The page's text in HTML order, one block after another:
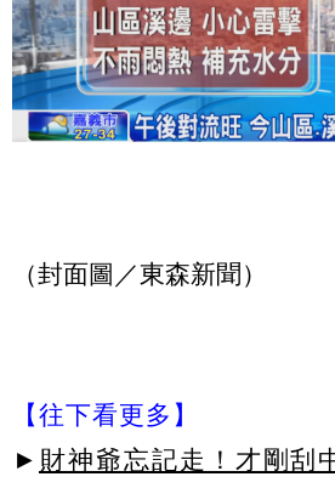
（封面圖／東森新聞）
【往下看更多】
► 財神爺忘記走！才剛刮